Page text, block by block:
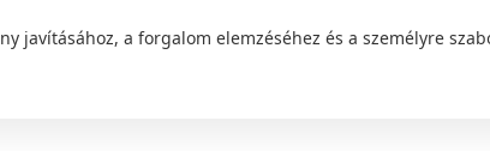
javításához, a forgalom elemzéséhez és a személyre